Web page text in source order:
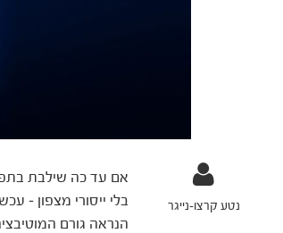
נטע קרצו-נייגר
אם עד כה שילבת
בלי ייסורי מצפון –
הנראה גורם